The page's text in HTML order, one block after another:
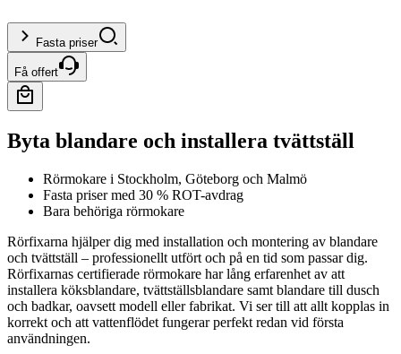
Fasta priser
Få offert
Byta blandare och installera tvättställ
Rörmokare i Stockholm, Göteborg och Malmö
Fasta priser med 30 % ROT-avdrag
Bara behöriga rörmokare
Rörfixarna hjälper dig med installation och montering av blandare
och tvättställ – professionellt utfört och på en tid som passar dig.
Rörfixarnas certifierade rörmokare har lång erfarenhet av att
installera köksblandare, tvättställsblandare samt blandare till dusch
och badkar, oavsett modell eller fabrikat. Vi ser till att allt kopplas in
korrekt och att vattenflödet fungerar perfekt redan vid första
användningen.